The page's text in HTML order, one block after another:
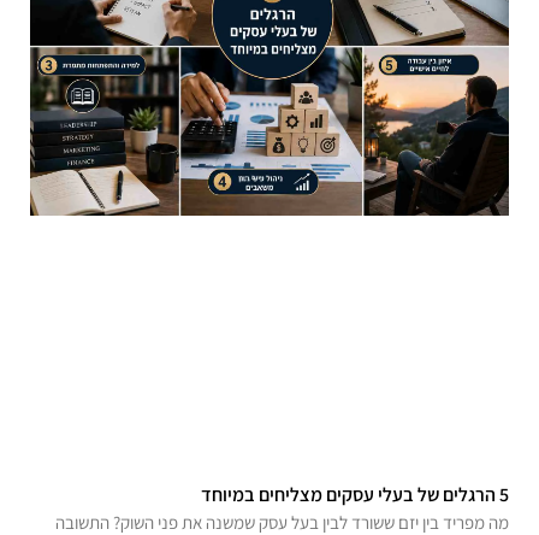
5 הרגלים של בעלי עסקים מצליחים במיוחד
מה מפריד בין יזם ששורד לבין בעל עסק שמשנה את פני השוק? התשובה